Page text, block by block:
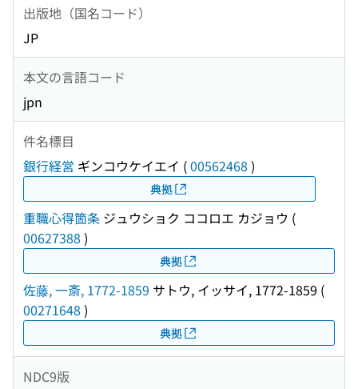
出版地（国名コード）
JP
本文の言語コード
jpn
件名標目
銀行経営 ギンコウケイエイ (00562468 )
典拠
重職心得箇条 ジュウショク ココロエ カジョウ (
00627388 )
典拠
佐藤, 一斎, 1772-1859 サトウ, イッサイ, 1772-1859 (
00271648 )
典拠
NDC9版